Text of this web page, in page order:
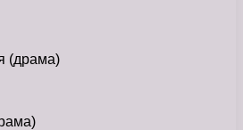
(драма)